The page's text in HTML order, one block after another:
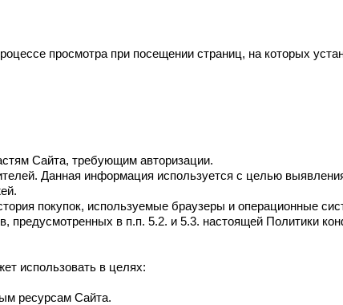
просмотра при посещении страниц, на которых
Сайта, требующим авторизации.
Данная информация используется с целью
покупок, используемые браузеры и операционные
предусмотренных в п.п. 5.2. и 5.3. настоящей Политики
использовать в целях:
ресурсам Сайта.